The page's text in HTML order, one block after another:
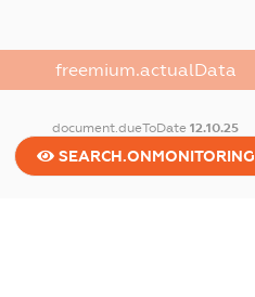
freemium.actualData
document.dueToDate12.10.25
SEARCH.ONMONITORING